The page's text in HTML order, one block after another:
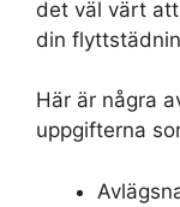
det väl värt
din
Här är några
uppgifterna